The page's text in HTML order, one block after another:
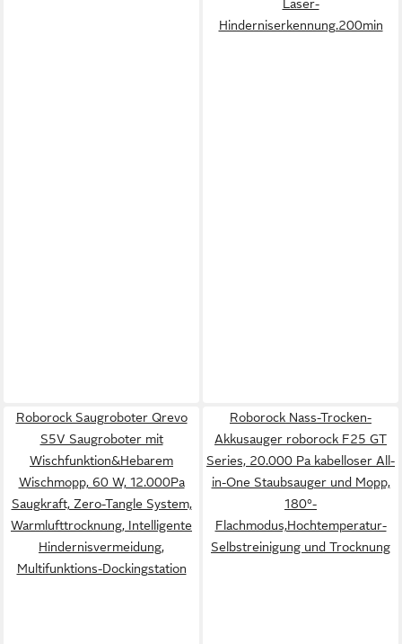
Laser-
Hinderniserkennung.200min
Roborock Saugroboter Qrevo
S5V Saugroboter mit
Wischfunktion&Hebarem
Wischmopp, 60 W, 12.000Pa
Saugkraft, Zero-Tangle System,
Warmlufttrocknung, Intelligente
Hindernisvermeidung,
Multifunktions-Dockingstation
Roborock Nass-Trocken-
Akkusauger roborock F25 GT
Series, 20.000 Pa kabelloser All-
in-One Staubsauger und Mopp,
180°-
Flachmodus,Hochtemperatur-
Selbstreinigung und Trocknung